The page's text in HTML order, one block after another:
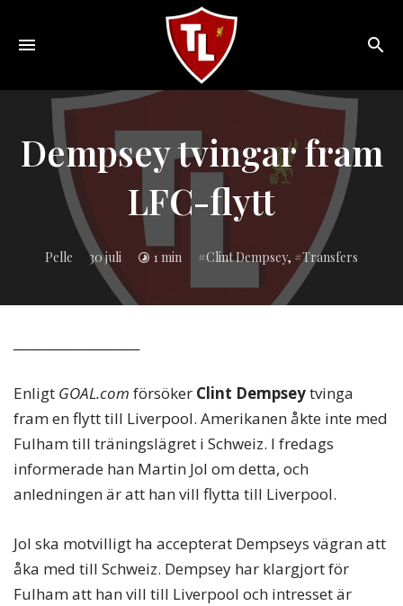
Sveriges
Liverpool
online
magazine!
Dempsey tvingar fram
LFC-flytt
Pelle 30 juli 1 min
Inlagd
Clint Dempsey, Transfers
Enligt GOAL.com försöker Clint Dempseytvinga
fram en flytt till Liverpool. Amerikanen åkte inte med
Fulham till träningslägret i Schweiz. I fredags
informerade han Martin Jol om detta, och
anledningen är att han vill flytta till Liverpool.
Jol ska motvilligt ha accepterat Dempseys vägran att
åka med till Schweiz. Dempsey har klargjort för
Fulham att han vill till Liverpool och intresset är